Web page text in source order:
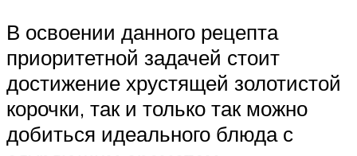
В освоении данного рецепта
приоритетной задачей стоит
достижение хрустящей золотистой
корочки, так и только так можно
добиться идеального блюда с